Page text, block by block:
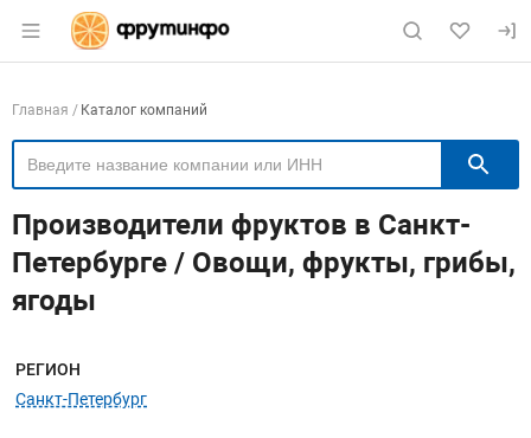
Раздел навигации по сайту fruitinfo.ru
Навигация по компаниям
Главная Каталог компаний
Производители фруктов в Санкт-
Петербурге / Овощи, фрукты, грибы,
ягоды
Меню навигации
РЕГИОН
Санкт-Петербург